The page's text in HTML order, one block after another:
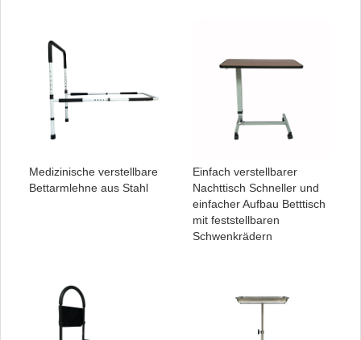
Medizinische verstellbare
Bettarmlehne aus Stahl
Einfach verstellbarer
Nachttisch Schneller und
einfacher Aufbau Betttisch
mit feststellbaren
Schwenkrädern